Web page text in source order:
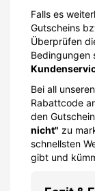
Falls es
Gutscheins
Überprüfen
Bedingungen
Bei all
Rabattcode
den
nicht" zu
schnellsten
gibt und